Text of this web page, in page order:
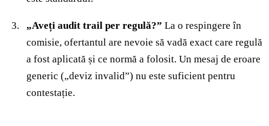
„Aveți audit trail per regulă?” La o respingere în
comisie, ofertantul are nevoie să vadă exact care regulă
a fost aplicată și ce normă a folosit. Un mesaj de eroare
generic („deviz invalid”) nu este suficient pentru
contestație.